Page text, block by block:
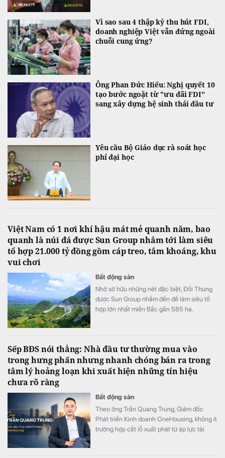
Vì sao sau 4 thập kỷ thu hút FDI,
doanh nghiệp Việt vẫn đứng ngoài
chuỗi cung ứng?
Ông Phan Đức Hiếu: Nghị quyết 10
tạo bước ngoặt từ "ưu đãi FDI"
sang xây dựng hệ sinh thái đầu tư
Yêu cầu Bộ Giáo dục rà soát học
phí đại học
Việt Nam có 1 nơi khí hậu mát mẻ quanh năm, bao
quanh là núi đá được Sun Group nhắm tới làm siêu
tổ hợp 21.000 tỷ đồng gồm cáp treo, tắm khoáng, khu
vui chơi
Bất động sản
Nhờ sở hữu những nét đặc biệt, Đồi Thung
được Sun Group nhắm đến để làm siêu tổ
hợp lớn nhất miền Bắc gần 585 ha.
Sếp BĐS nói thẳng: Nhà đầu tư thường mua vào
trong hưng phấn nhưng nhanh chóng bán ra trong
tâm lý hoảng loạn khi xuất hiện những tín hiệu
chưa rõ ràng
Bất động sản
Theo ông Trần Quang Trung, Giám đốc
Phát triển Kinh doanh OneHousing, không ít
trường hợp cắt lỗ xuất phát từ áp lực tài